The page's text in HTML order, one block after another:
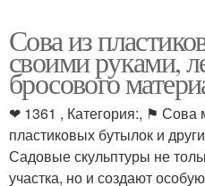
Сова из
своими руками,
бросового
❤ 1361 , Категория:, ⚑ Сова
пластиковых бутылок и
Садовые скульптуры не
участка, но и создают